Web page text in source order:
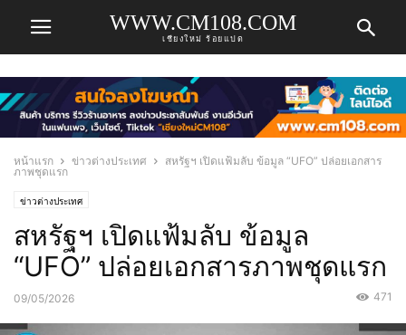
WWW.CM108.COM
เชียงใหม่ ร้อยแปด
หน้าแรก ข่าวต่างประเทศ
สหรัฐฯ เปิดแฟ้มลับ ข้อมูล “UFO” ปล่อยเอกสาร
ภาพชุดแรก
ข่าวต่างประเทศ
สหรัฐฯ เปิดแฟ้มลับ ข้อมูล
“UFO” ปล่อยเอกสารภาพชุดแรก
09/05/2026 471